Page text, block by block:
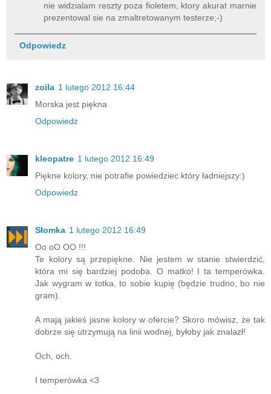
nie widzialam reszty poza fioletem, ktory akurat marnie
prezentowal sie na zmaltretowanym testerze;-)
Odpowiedz
zoila 1 lutego 2012 16:44
Morska jest piękna
Odpowiedz
kleopatre 1 lutego 2012 16:49
Piękne kolory, nie potrafie powiedziec który ładniejszy:)
Odpowiedz
Słomka 1 lutego 2012 16:49
Oo oO OO !!!
Te kolory są przepiękne. Nie jestem w stanie stwierdzić,
która mi się bardziej podoba. O matko! I ta temperówka.
Jak wygram w totka, to sobie kupię (będzie trudno, bo nie
gram).
A mają jakieś jasne kolory w ofercie? Skoro mówisz, że tak
dobrze się utrzymują na linii wodnej, byłoby jak znalazł!
Och, och.
I temperówka <3